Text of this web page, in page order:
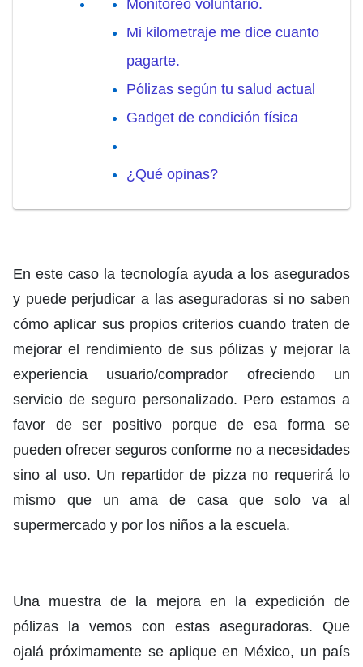
Monitoreo voluntario.
Mi kilometraje me dice cuanto
pagarte.
Pólizas según tu salud actual
Gadget de condición física
¿Qué opinas?
En este caso la tecnología ayuda a los asegurados
y puede perjudicar a las aseguradoras si no saben
cómo aplicar sus propios criterios cuando traten de
mejorar el rendimiento de sus pólizas y mejorar la
experiencia usuario/comprador ofreciendo un
servicio de seguro personalizado. Pero estamos a
favor de ser positivo porque de esa forma se
pueden ofrecer seguros conforme no a necesidades
sino al uso. Un repartidor de pizza no requerirá lo
mismo que un ama de casa que solo va al
supermercado y por los niños a la escuela.
Una muestra de la mejora en la expedición de
pólizas la vemos con estas aseguradoras. Que
ojalá próximamente se aplique en México, un país